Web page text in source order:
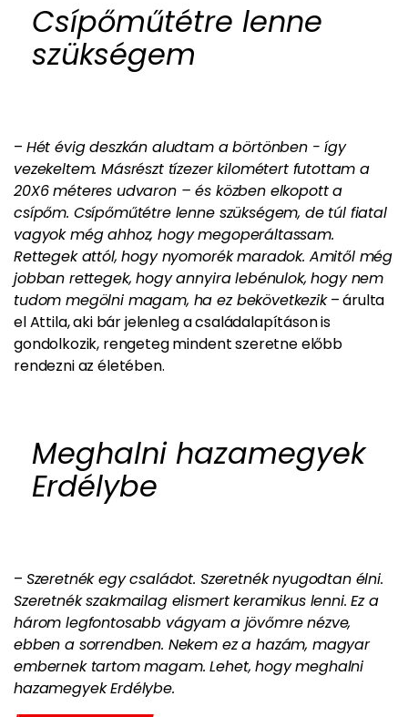
Csípőműtétre lenne
szükségem
– Hét évig deszkán aludtam a börtönben - így
vezekeltem. Másrészt tízezer kilométert futottam a
20X6 méteres udvaron – és közben elkopott a
csípőm. Csípőműtétre lenne szükségem, de túl fiatal
vagyok még ahhoz, hogy megoperáltassam.
Rettegek attól, hogy nyomorék maradok. Amitől még
jobban rettegek, hogy annyira lebénulok, hogy nem
tudom megölni magam, ha ez bekövetkezik– árulta
el Attila, aki bár jelenleg a családalapításon is
gondolkozik, rengeteg mindent szeretne előbb
rendezni az életében.
Meghalni hazamegyek
Erdélybe
– Szeretnék egy családot. Szeretnék nyugodtan élni.
Szeretnék szakmailag elismert keramikus lenni. Ez a
három legfontosabb vágyam a jövőmre nézve,
ebben a sorrendben. Nekem ez a hazám, magyar
embernek tartom magam. Lehet, hogy meghalni
hazamegyek Erdélybe.